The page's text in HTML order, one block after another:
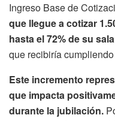
Ingreso Base de
que llegue a cotizar
hasta el 72% de su
que recibiría
Este incremento
que impacta
durante la jubilación.